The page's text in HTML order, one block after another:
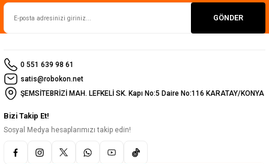
GÖNDER
0 551 639 98 61
satis@robokon.net
ŞEMSİTEBRİZİ MAH. LEFKELİ SK. Kapı No:5 Daire No:116 KARATAY/KONYA
Bizi Takip Et!
Sosyal Medya hesaplarımızı takip edin!